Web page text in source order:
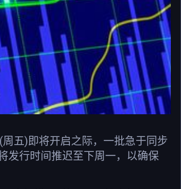
五)即将开启之际，一批急于同步
发行时间推迟至下周一，以确保